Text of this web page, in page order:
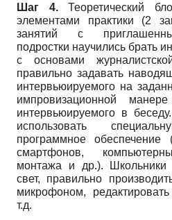
Шаг 4.Теоретический
элементами практики (2
занятий с
подростки научились брать
с основами
правильно задавать
интервьюируемого на
импровизационной
интервьюируемого в
использовать
программное обеспечение
смартфонов,
монтажа и др.). Школьники
свет, правильно
микрофоном,
т.д.